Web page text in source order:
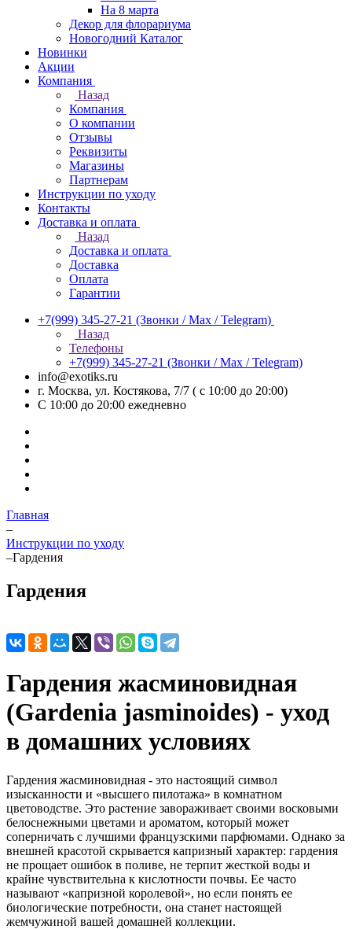
На 8 марта
Декор для флорариума
Новогодний Каталог
Новинки
Акции
Компания
Назад
Компания
О компании
Отзывы
Реквизиты
Магазины
Партнерам
Инструкции по уходу
Контакты
Доставка и оплата
Назад
Доставка и оплата
Доставка
Оплата
Гарантии
+7(999) 345-27-21 (Звонки / Max / Telegram)
Назад
Телефоны
+7(999) 345-27-21 (Звонки / Max / Telegram)
info@exotiks.ru
г. Москва, ул. Костякова, 7/7 ( с 10:00 до 20:00)
С 10:00 до 20:00 ежедневно
Главная
–
Инструкции по уходу
–Гардения
Гардения
Гардения жасминовидная
(Gardenia jasminoides) - уход
в домашних условиях
Гардения жасминовидная - это настоящий символ
изысканности и «высшего пилотажа» в комнатном
цветоводстве. Это растение завораживает своими восковыми
белоснежными цветами и ароматом, который может
соперничать с лучшими французскими парфюмами. Однако за
внешней красотой скрывается капризный характер: гардения
не прощает ошибок в поливе, не терпит жесткой воды и
крайне чувствительна к кислотности почвы. Ее часто
называют «капризной королевой», но если понять ее
биологические потребности, она станет настоящей
жемчужиной вашей домашней коллекции.